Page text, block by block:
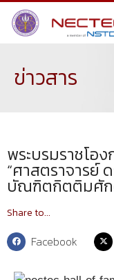
ข่าวสาร
พระบรมราชโอ
“ศาสตราจารย์
บัณฑิตกิตติมศั
Share to...
Facebook